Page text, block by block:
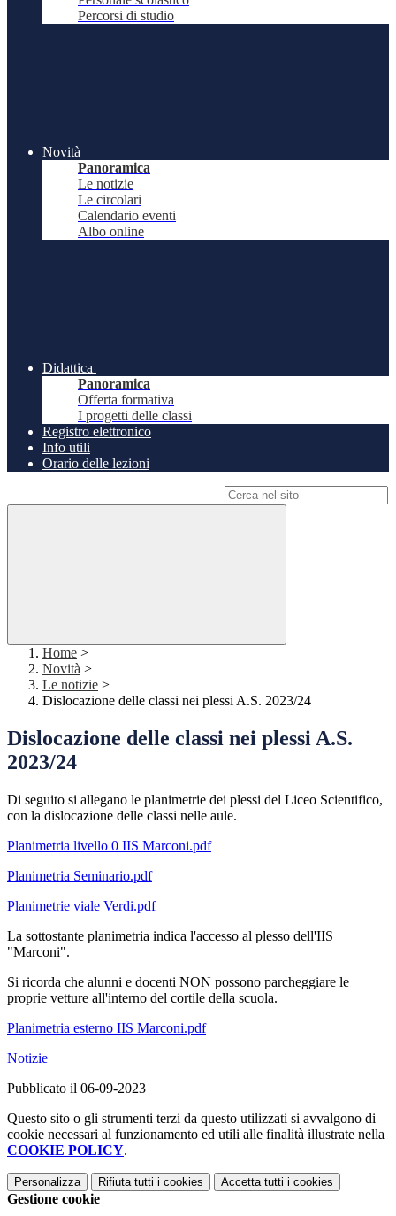
Percorsi di studio
Novità
Panoramica
Le notizie
Le circolari
Calendario eventi
Albo online
Didattica
Panoramica
Offerta formativa
I progetti delle classi
Registro elettronico
Info utili
Orario delle lezioni
Home >
Novità >
Le notizie >
Dislocazione delle classi nei plessi A.S. 2023/24
Dislocazione delle classi nei plessi A.S.
2023/24
Di seguito si allegano le planimetrie dei plessi del Liceo Scientifico,
con la dislocazione delle classi nelle aule.
Planimetria livello 0 IIS Marconi.pdf
Planimetria Seminario.pdf
Planimetrie viale Verdi.pdf
La sottostante planimetria indica l'accesso al plesso dell'IIS
"Marconi".
Si ricorda che alunni e docenti NON possono parcheggiare le
proprie vetture all'interno del cortile della scuola.
Planimetria esterno IIS Marconi.pdf
Notizie
Pubblicato il 06-09-2023
Questo sito o gli strumenti terzi da questo utilizzati si avvalgono di
cookie necessari al funzionamento ed utili alle finalità illustrate nella
COOKIE POLICY.
Personalizza Rifiuta tutti i cookies Accetta tutti i cookies
Gestione cookie